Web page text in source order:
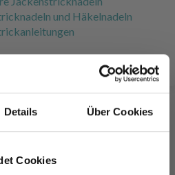
Details Über Cookies
Cookies
und Häkelnadeln
35%Rabatt